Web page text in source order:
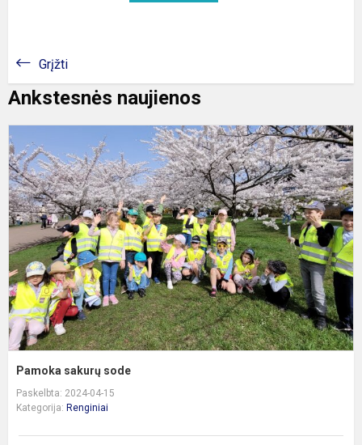
Grįžti
Ankstesnės naujienos
Pamoka sakurų sode
Paskelbta: 2024-04-15
Kategorija: Renginiai